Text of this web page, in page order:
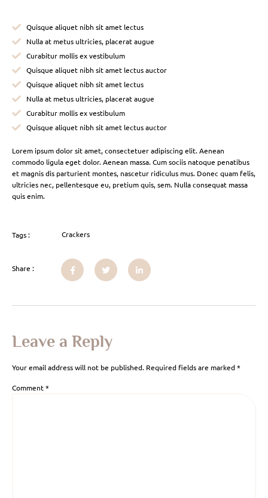
Quisque aliquet nibh sit amet lectus
Nulla at metus ultricies, placerat augue
Curabitur mollis ex vestibulum
Quisque aliquet nibh sit amet lectus auctor
Quisque aliquet nibh sit amet lectus
Nulla at metus ultricies, placerat augue
Curabitur mollis ex vestibulum
Quisque aliquet nibh sit amet lectus auctor
Lorem ipsum dolor sit amet, consectetuer adipiscing elit. Aenean
commodo ligula eget dolor. Aenean massa. Cum sociis natoque penatibus
et magnis dis parturient montes, nascetur ridiculus mus. Donec quam felis,
ultricies nec, pellentesque eu, pretium quis, sem. Nulla consequat massa
quis enim.
Tags : Crackers
Share :
Leave a Reply
Your email address will not be published. Required fields are marked*
Comment*